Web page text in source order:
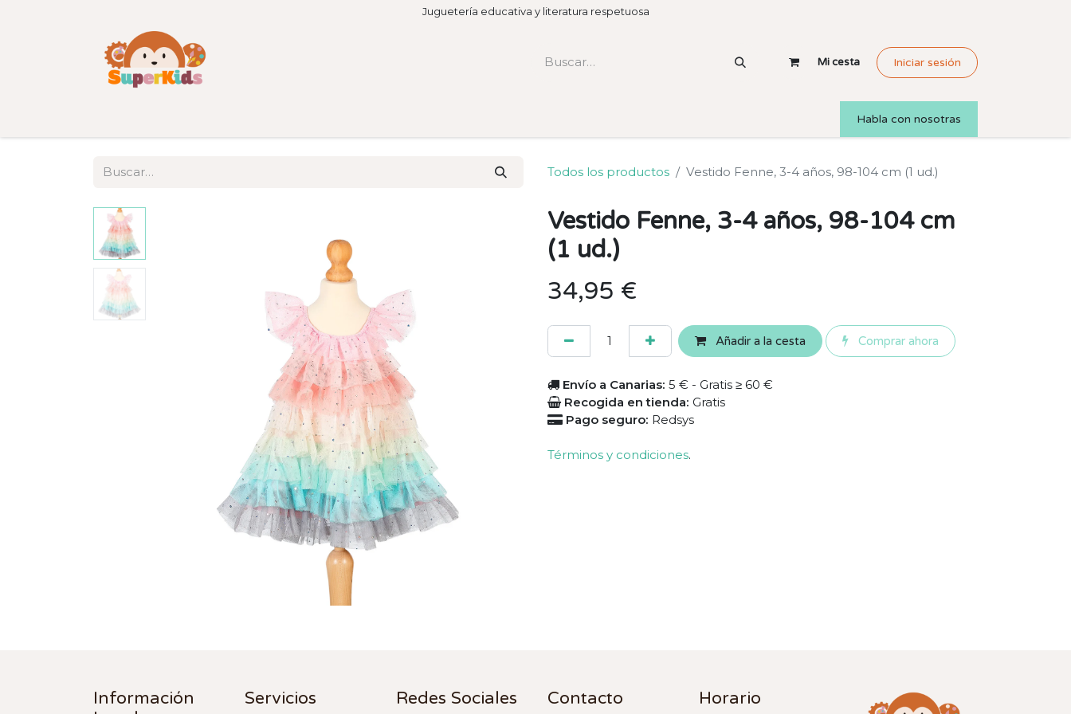
Juguetería educativa y literatura respetuosa
Mi cesta Iniciar sesión
Habla con nosotras
Todos los productos Vestido Fenne, 3-4 años, 98-104 cm (1 ud.)
Vestido Fenne, 3-4 años, 98-104 cm
(1 ud.)
34,95 €
Añadir a la cesta Comprar ahora
Envío a Canarias: 5 € - Gratis ≥ 60 €
Recogida en tienda: Gratis
Pago seguro: Redsys
Términos y condiciones.
Información
Servicios Redes Sociales Contacto Horario